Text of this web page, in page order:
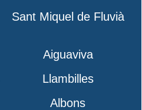
Sant Miquel de Fluvià
Aiguaviva
Llambilles
Albons